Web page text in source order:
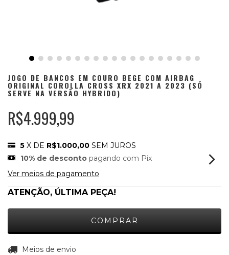
JOGO DE BANCOS EM COURO BEGE COM AIRBAG
ORIGINAL COROLLA CROSS XRX 2021 A 2023 (SÓ
SERVE NA VERSÃO HYBRIDO)
R$4.999,99
5 X DE R$1.000,00 SEM JUROS
10% de desconto pagando com Pix
Ver meios de pagamento
ATENÇÃO, ÚLTIMA PEÇA!
Entregas para o CEP:
Meios de envio